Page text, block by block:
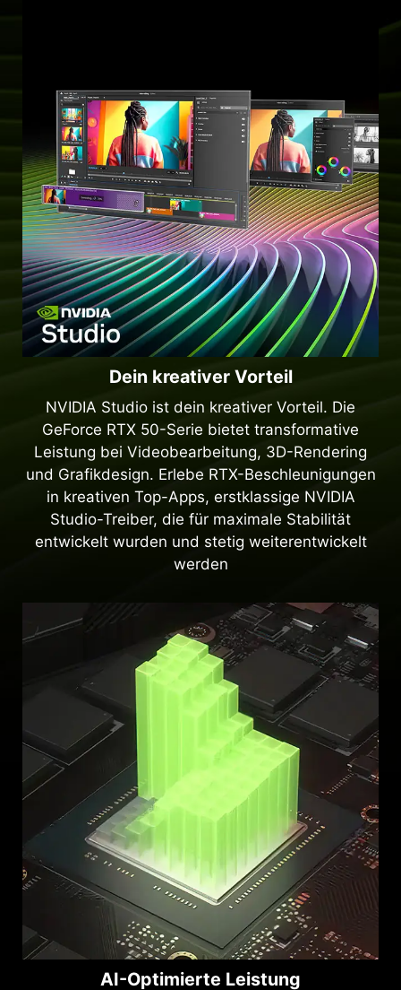
Dein kreativer Vorteil
NVIDIA Studio ist dein kreativer Vorteil. Die
GeForce RTX 50-Serie bietet transformative
Leistung bei Videobearbeitung, 3D-Rendering
und Grafikdesign. Erlebe RTX-Beschleunigungen
in kreativen Top-Apps, erstklassige NVIDIA
Studio-Treiber, die für maximale Stabilität
entwickelt wurden und stetig weiterentwickelt
werden
AI-Optimierte Leistung